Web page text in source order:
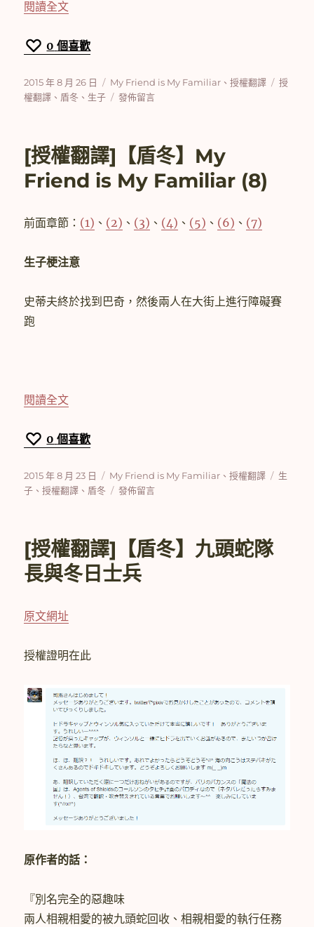
閱讀全文〈[授權翻譯]【盾冬】My Friend is My
0 個喜歡
發
佈
2015 年 8 月 26 日
分
類
My Friend is My Familiar 、授權翻譯
標
授
權翻譯 、 盾冬 、 生子
在
冬】
is
發佈留言
[授權翻譯]【盾冬】My
Friend is My Familiar (8)
前面章節： (1) 、 (2) 、 (3) 、 (4) 、 (5) 、 (6) 、 (7)
生子梗注意
史蒂夫終於找到巴奇，然後兩人在大街上進行障礙賽
跑
閱讀全文〈[授權翻譯]【盾冬】My Friend is My
0 個喜歡
發
佈
2015 年 8 月 23 日
分
類
My Friend is My Familiar 、授權翻譯
標
生
子 、授權翻譯 、 盾冬
在
【盾
冬】
發佈留言
[授權翻譯]【盾冬】九頭蛇隊
長與冬日士兵
原文網址
授權證明在此
原作者的話：
『別名完全的惡趣味
兩人相親相愛的被九頭蛇回收、相親相愛的執行任務